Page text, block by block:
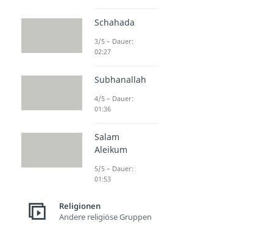
Schahada
3/5 – Dauer:
02:27
Subhanallah
4/5 – Dauer:
01:36
Salam
Aleikum
5/5 – Dauer:
01:53
Religionen
Andere religiöse Gruppen